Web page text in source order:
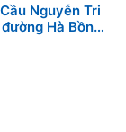
Nguyễn Tri
Hà Bồng